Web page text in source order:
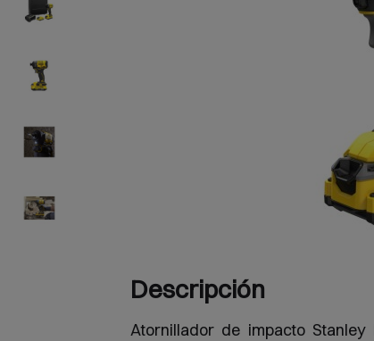
Descripción
Atornillador de impacto